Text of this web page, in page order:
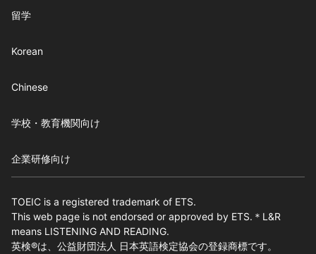
留学
Korean
Chinese
学校・教育機関向け
企業研修向け
TOEIC is a registered trademark of ETS.
This web page is not endorsed or approved by ETS.＊L&R
means LISTENING AND READING.
英検®は、公益財団法人 日本英語検定協会の登録商標です。